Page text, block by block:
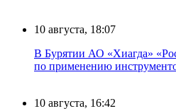
10 августа, 18:07
В Бурятии АО «Хиагда»
по применению
10 августа, 16:42